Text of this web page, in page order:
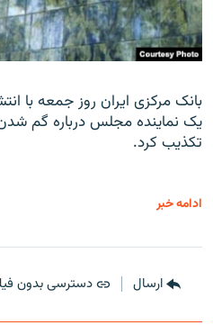
بانک مرکزی ایران روز جمعه با
تکذیب کرد.
ادامه خبر
ارسال دسترسی بدون